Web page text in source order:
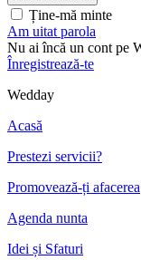
Ține-mă minte
Am uitat parola
Nu ai încă un cont pe
Înregistrează-te
Wedday
Acasă
Prestezi servicii?
Promovează-ți afacerea
Agenda nunta
Idei și Sfaturi